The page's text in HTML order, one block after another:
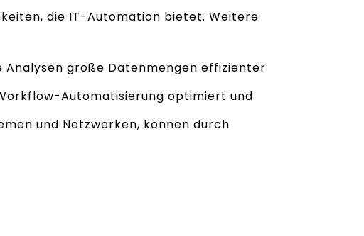
die IT-Automation bietet. Weitere
große Datenmengen effizienter
Automatisierung optimiert und
und Netzwerken, können durch